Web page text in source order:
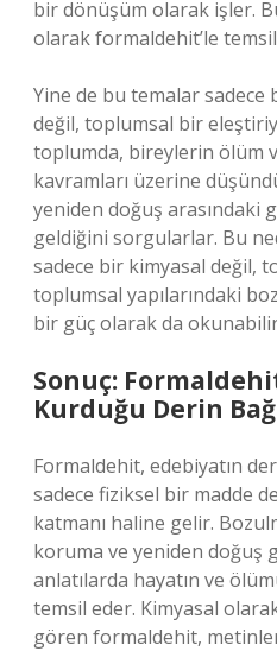
bir dönüşüm olarak işler.
olarak formaldehit’le
Yine de bu temalar sadece
değil, toplumsal bir
toplumda, bireylerin ölüm
kavramları üzerine
yeniden doğuş arasındaki
geldiğini sorgularlar. Bu
sadece bir kimyasal değil,
toplumsal yapılarındaki
bir güç olarak da
Sonuç:
Kurduğu Derin
Formaldehit, edebiyatın
sadece fiziksel bir madde
katmanı haline gelir.
koruma ve yeniden doğuş
anlatılarda hayatın ve
temsil eder. Kimyasal
gören formaldehit,